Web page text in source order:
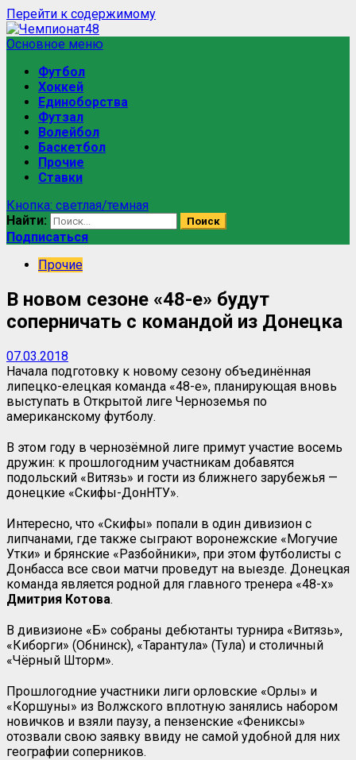
Перейти к содержимому
Основное меню
Футбол
Хоккей
Единоборства
Футзал
Волейбол
Баскетбол
Прочие
Ставки
Кнопка: светлая/темная
Найти:
Подписаться
Прочие
В новом сезоне «48-е» будут
соперничать с командой из Донецка
07.03.2018
Начала подготовку к новому сезону объединённая
липецко-елецкая команда «48-е», планирующая вновь
выступать в Открытой лиге Черноземья по
американскому футболу.
В этом году в чернозёмной лиге примут участие восемь
дружин: к прошлогодним участникам добавятся
подольский «Витязь» и гости из ближнего зарубежья —
донецкие «Скифы-ДонНТУ».
Интересно, что «Скифы» попали в один дивизион с
липчанами, где также сыграют воронежские «Могучие
Утки» и брянские «Разбойники», при этом футболисты с
Донбасса все свои матчи проведут на выезде. Донецкая
команда является родной для главного тренера «48-х»
Дмитрия Котова.
В дивизионе «Б» собраны дебютанты турнира «Витязь»,
«Киборги» (Обнинск), «Тарантула» (Тула) и столичный
«Чёрный Шторм».
Прошлогодние участники лиги орловские «Орлы» и
«Коршуны» из Волжского вплотную занялись набором
новичков и взяли паузу, а пензенские «Фениксы»
отозвали свою заявку ввиду не самой удобной для них
географии соперников.